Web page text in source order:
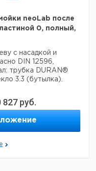
neoLab после
0, полный,
с насадкой и
DIN 12596,
трубка DURAN®
3.3 (бутылка).
827 руб.